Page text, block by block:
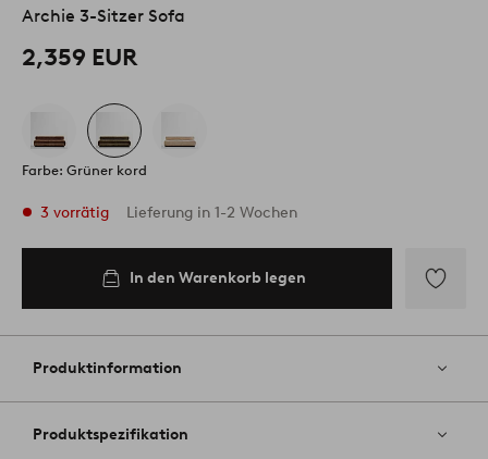
Archie 3-Sitzer Sofa
2,359 EUR
Farbe: Grüner kord
3 vorrätig Lieferung in 1-2 Wochen
In den Warenkorb legen
Favoriten
Produktinformation
Produktspezifikation